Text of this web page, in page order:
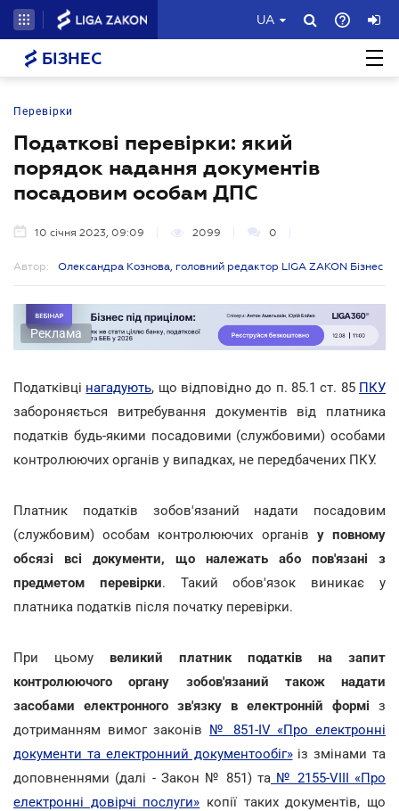
UA
БІЗНЕС
Перевірки
Податкові перевірки: який
порядок надання документів
посадовим особам ДПС
10 січня 2023, 09:09 2099 0
Автор: Олександра Кознова, головний редактор LIGA ZAKON Бізнес
Реклама
Податківці нагадують, що відповідно до п. 85.1 ст. 85 ПКУ
забороняється витребування документів від платника
податків будь-якими посадовими (службовими) особами
контролюючих органів у випадках, не передбачених ПКУ.
Платник податків зобов'язаний надати посадовим
(службовим) особам контролюючих органів у повному
обсязі всі документи, що належать або пов'язані з
предметом перевірки. Такий обов'язок виникає у
платника податків після початку перевірки.
При цьому великий платник податків на запит
контролюючого органу зобов'язаний також надати
засобами електронного зв'язку в електронній формі з
дотриманням вимог законів № 851-IV «Про електронні
документи та електронний документообіг»із змінами та
доповненнями (далі - Закон № 851) та№ 2155-VIII «Про
електронні довірчі послуги» копії таких документів, що